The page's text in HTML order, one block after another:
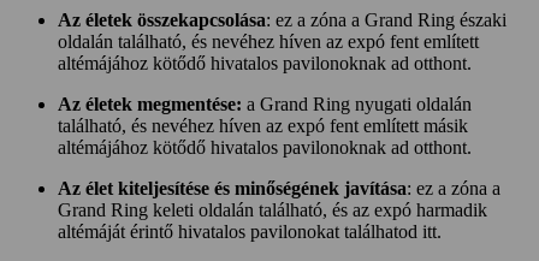
Az életek összekapcsolása: ez a zóna a Grand Ring északi
oldalán található, és nevéhez híven az expó fent említett
altémájához kötődő hivatalos pavilonoknak ad otthont.
Az életek megmentése: a Grand Ring nyugati oldalán
található, és nevéhez híven az expó fent említett másik
altémájához kötődő hivatalos pavilonoknak ad otthont.
Az élet kiteljesítése és minőségének javítása: ez a zóna a
Grand Ring keleti oldalán található, és az expó harmadik
altémáját érintő hivatalos pavilonokat találhatod itt.